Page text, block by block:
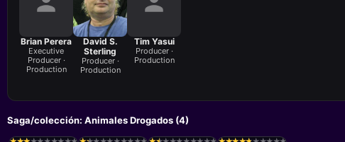
Brian Perera
Executive
Producer ·
Production
David S.
Sterling
Producer ·
Production
Tim Yasui
Producer ·
Production
Saga/colección: Animales Drogados (4)
Mark Polonia
Brad Twigg